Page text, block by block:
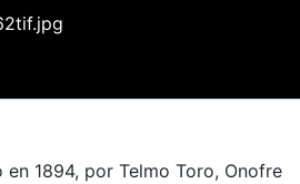
en 1894, por Telmo Toro, Onofre